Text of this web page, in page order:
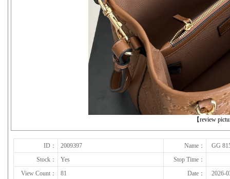
【review
下一张
ID： 2009397 Name：
GG
Stock：
Yes
Stop Time：
View Count：
81 Date：
2026-